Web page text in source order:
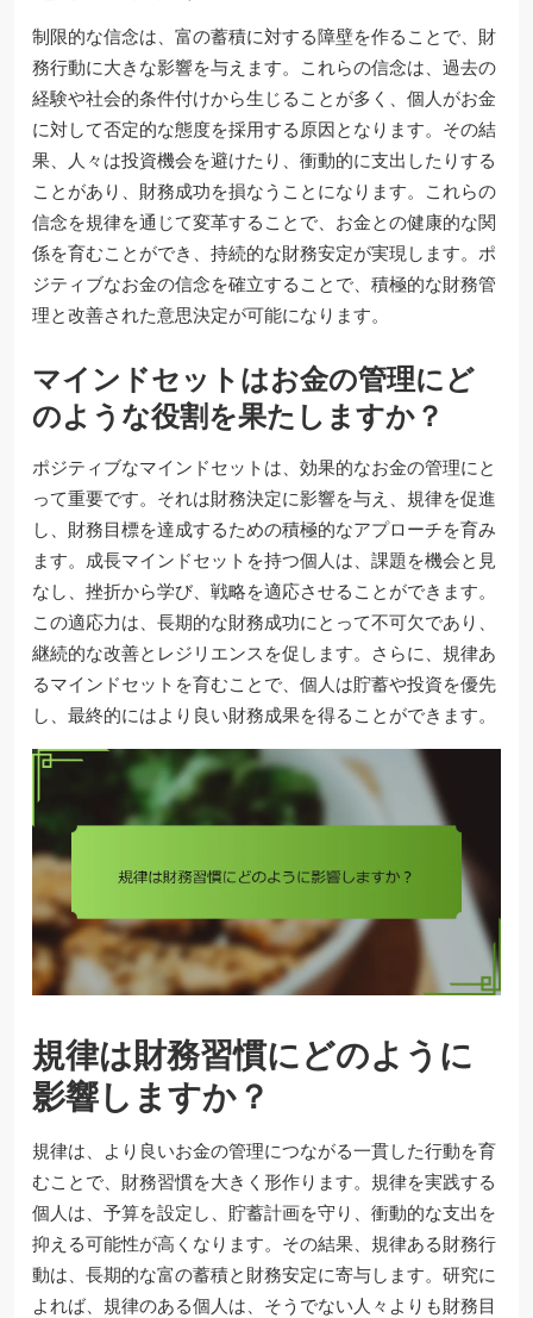
制限的な信念は、富の蓄積に対する障壁を作ることで、財
務行動に大きな影響を与えます。これらの信念は、過去の
経験や社会的条件付けから生じることが多く、個人がお金
に対して否定的な態度を採用する原因となります。その結
果、人々は投資機会を避けたり、衝動的に支出したりする
ことがあり、財務成功を損なうことになります。これらの
信念を規律を通じて変革することで、お金との健康的な関
係を育むことができ、持続的な財務安定が実現します。ポ
ジティブなお金の信念を確立することで、積極的な財務管
理と改善された意思決定が可能になります。
マインドセットはお金の管理にど
のような役割を果たしますか？
ポジティブなマインドセットは、効果的なお金の管理にと
って重要です。それは財務決定に影響を与え、規律を促進
し、財務目標を達成するための積極的なアプローチを育み
ます。成長マインドセットを持つ個人は、課題を機会と見
なし、挫折から学び、戦略を適応させることができます。
この適応力は、長期的な財務成功にとって不可欠であり、
継続的な改善とレジリエンスを促します。さらに、規律あ
るマインドセットを育むことで、個人は貯蓄や投資を優先
し、最終的にはより良い財務成果を得ることができます。
規律は財務習慣にどのように
影響しますか？
規律は、より良いお金の管理につながる一貫した行動を育
むことで、財務習慣を大きく形作ります。規律を実践する
個人は、予算を設定し、貯蓄計画を守り、衝動的な支出を
抑える可能性が高くなります。その結果、規律ある財務行
動は、長期的な富の蓄積と財務安定に寄与します。研究に
よれば、規律のある個人は、そうでない人々よりも財務目